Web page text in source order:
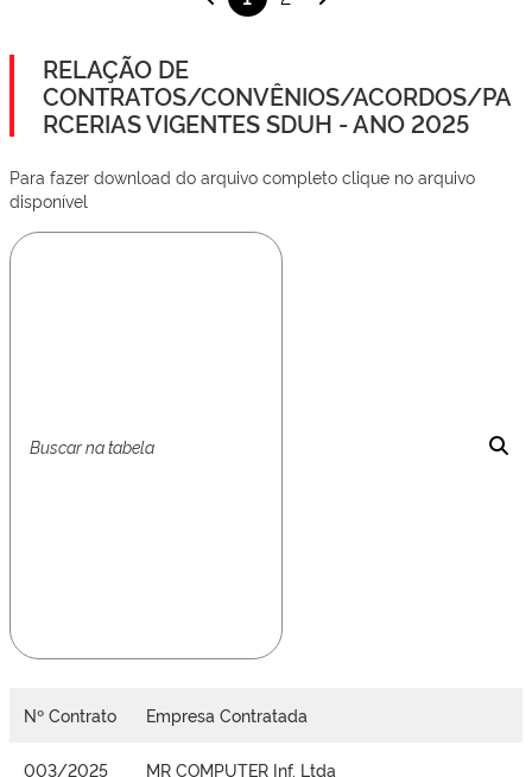
RELAÇÃO DE
CONTRATOS/CONVÊNIOS/ACORDOS/PA
RCERIAS VIGENTES SDUH - ANO 2025
Para fazer download do arquivo completo clique no arquivo
disponível
Nº Contrato Empresa Contratada
003/2025 MR COMPUTER Inf. Ltda